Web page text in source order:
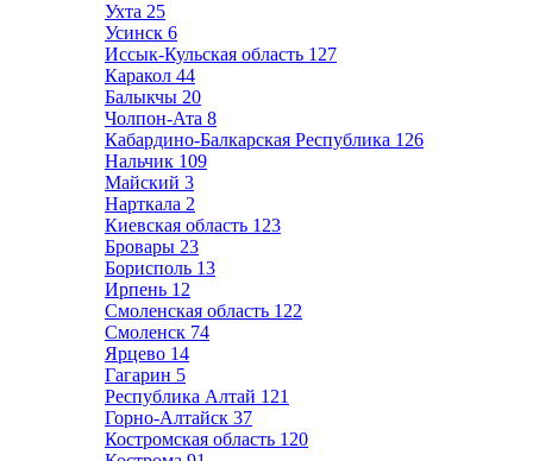
Ухта 25
Усинск 6
Иссык-Кульская область 127
Каракол 44
Балыкчы 20
Чолпон-Ата 8
Кабардино-Балкарская Республика 126
Нальчик 109
Майский 3
Нарткала 2
Киевская область 123
Бровары 23
Борисполь 13
Ирпень 12
Смоленская область 122
Смоленск 74
Ярцево 14
Гагарин 5
Республика Алтай 121
Горно-Алтайск 37
Костромская область 120